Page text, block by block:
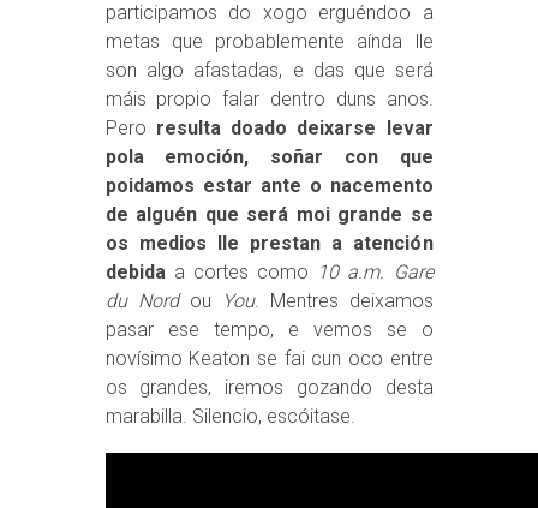
participamos do xogo erguéndoo a
metas que probablemente aínda lle
son algo afastadas, e das que será
máis propio falar dentro duns anos.
Pero resulta doado deixarse levar
pola emoción, soñar con que
poidamos estar ante o nacemento
de alguén que será moi grande se
os medios lle prestan a atención
debidaa cortes como 10 a.m. Gare
du Nordou You. Mentres deixamos
pasar ese tempo, e vemos se o
novísimo Keaton se fai cun oco entre
os grandes, iremos gozando desta
marabilla. Silencio, escóitase.